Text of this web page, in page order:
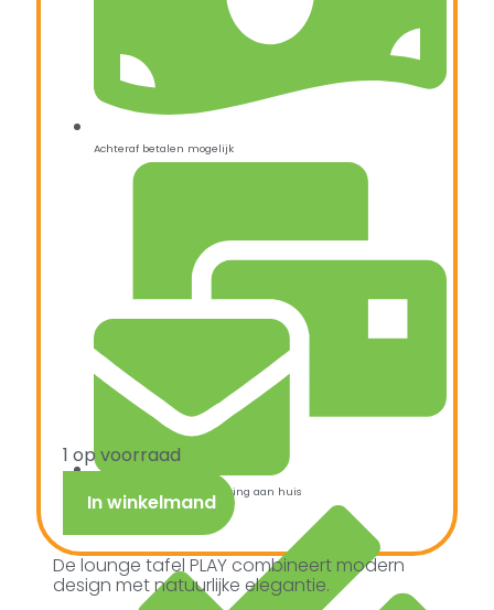
Achteraf betalen mogelijk
Snelle verzending & levering aan huis
1 op voorraad
In winkelmand
De lounge tafel PLAY combineert modern
design met natuurlijke elegantie.